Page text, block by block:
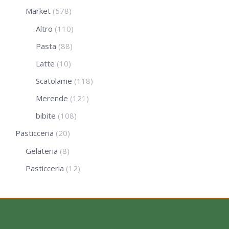
Market (578)
Altro (110)
Pasta (88)
Latte (10)
Scatolame (118)
Merende (121)
bibite (108)
Pasticceria (20)
Gelateria (8)
Pasticceria (12)